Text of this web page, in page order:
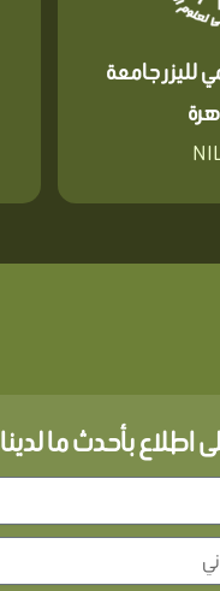
لليزر جامعة
اطلاع بأحدث ما لدينا